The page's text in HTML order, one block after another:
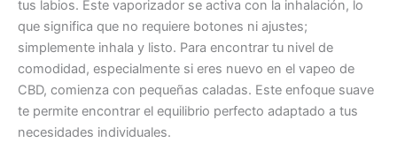
tus labios. Este vaporizador se activa con la inhalación, lo
que significa que no requiere botones ni ajustes;
simplemente inhala y listo. Para encontrar tu nivel de
comodidad, especialmente si eres nuevo en el vapeo de
CBD, comienza con pequeñas caladas. Este enfoque suave
te permite encontrar el equilibrio perfecto adaptado a tus
necesidades individuales.